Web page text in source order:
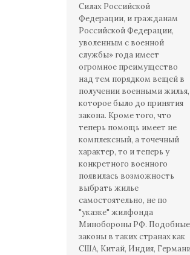
Силах Российской
Федерации, и гражданам
Российской Федерации,
уволенным с военной
службы» года имеет
огромное преимущество
над тем порядком вещей в
получении военными жилья,
которое было до принятия
закона. Кроме того, что
теперь помощь имеет не
комплексный, а точечный
характер, то и теперь у
конкретного военного
появилась возможность
выбрать жилье
самостоятельно, не по
"указке" жилфонда
Минобороны РФ. Подобные
законы в таких странах как
США, Китай, Индия,